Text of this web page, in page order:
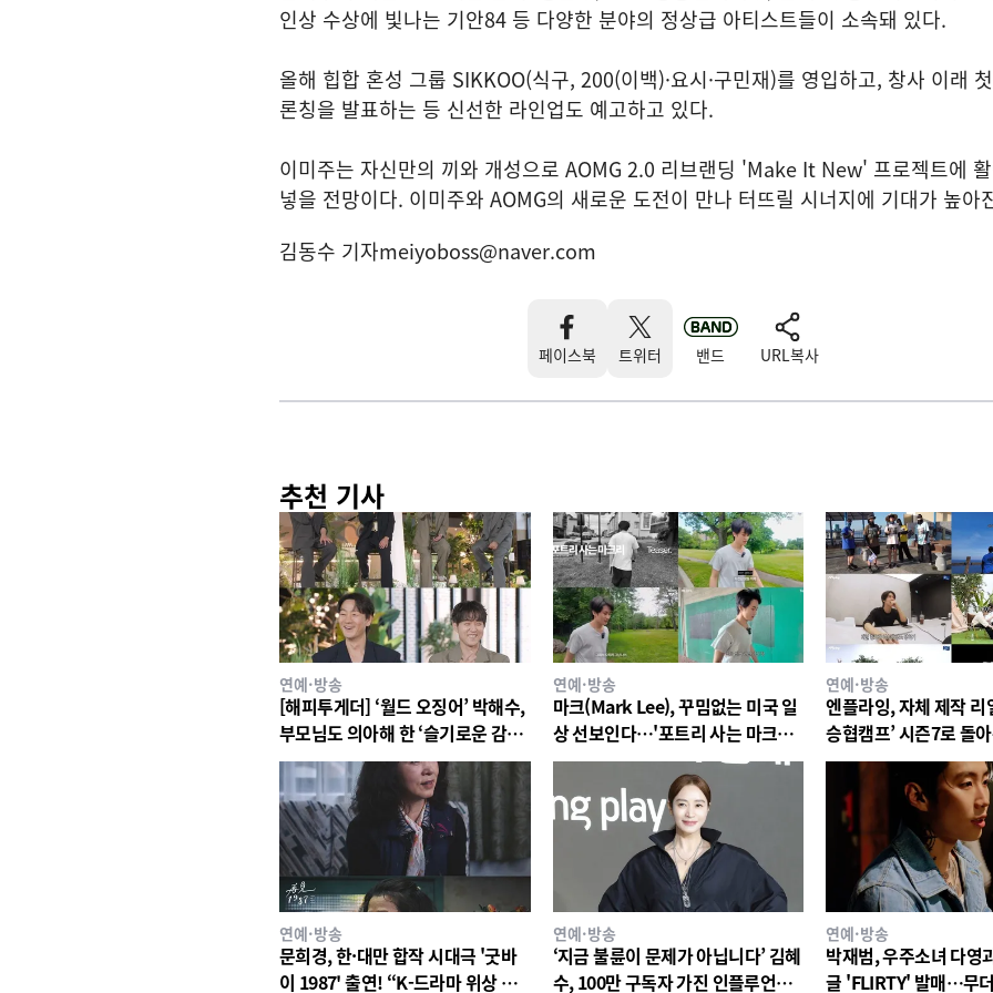
인상 수상에 빛나는 기안84 등 다양한 분야의 정상급 아티스트들이 소속돼 있다.
올해 힙합 혼성 그룹 SIKKOO(식구, 200(이백)·요시·구민재)를 영입하고, 창사 이래
론칭을 발표하는 등 신선한 라인업도 예고하고 있다.
이미주는 자신만의 끼와 개성으로 AOMG 2.0 리브랜딩 'Make It New' 프로젝트에
넣을 전망이다. 이미주와 AOMG의 새로운 도전이 만나 터뜨릴 시너지에 기대가 높아
김동수 기자meiyoboss@naver.com
페이스북 트위터 밴드 URL복사
추천 기사
연예·방송
[해피투게더] ‘월드 오징어’ 박해수,
부모님도 의아해 한 ‘슬기로운 감빵
생활’ 스타덤 후일담 고백!
연예·방송
마크(Mark Lee), 꾸밈없는 미국 일
상 선보인다…'포트리 사는 마크리'
티저 공개
연예·방송
엔플라잉, 자체 제작 리
승협캠프’ 시즌7로 돌
12일 첫 공개
연예·방송
문희경, 한·대만 합작 시대극 '굿바
이 1987' 출연! “K-드라마 위상 느
연예·방송
‘지금 불륜이 문제가 아닙니다’ 김혜
수, 100만 구독자 가진 인플루언서
연예·방송
박재범, 우주소녀 다영
글 'FLIRTY' 발매…무